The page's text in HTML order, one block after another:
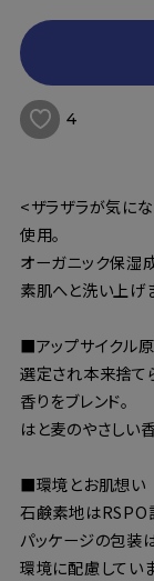
4
<ザラザラが気に
使用。
オーガニック保湿
素肌へと洗い上げ
■アップサイクル
選定され本来捨て
香りをブレンド。
はと麦のやさしい香
■環境とお肌想い
石鹸素地はRSPO
パッケージの包装
環境に配慮していま